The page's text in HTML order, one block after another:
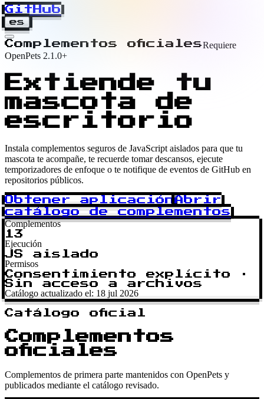
GitHub
es
Complementos oficialesRequiere
OpenPets 2.1.0+
Extiende tu
mascota de
escritorio
Instala complementos seguros de JavaScript aislados para que tu
mascota te acompañe, te recuerde tomar descansos, ejecute
temporizadores de enfoque o te notifique de eventos de GitHub en
repositorios públicos.
Obtener aplicación Abrir
catálogo de complementos
Complementos
13
Ejecución
JS aislado
Permisos
Consentimiento explícito ·
Sin acceso a archivos
Catálogo actualizado el: 18 jul 2026
Catálogo oficial
Complementos
oficiales
Complementos de primera parte mantenidos con OpenPets y
publicados mediante el catálogo revisado.